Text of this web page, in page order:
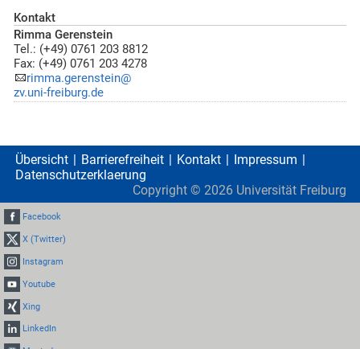
Kontakt
Rimma Gerenstein
Tel.: (+49) 0761 203 8812
Fax: (+49) 0761 203 4278
rimma.gerenstein@
zv.uni-freiburg.de
Übersicht Barrierefreiheit Kontakt
Impressum
Datenschutzerklaerung
Copyright © 2026 Universität Freiburg
Facebook
X (Twitter)
Instagram
Youtube
Xing
LinkedIn